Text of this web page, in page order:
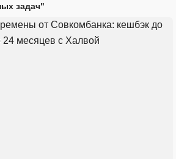
задач"